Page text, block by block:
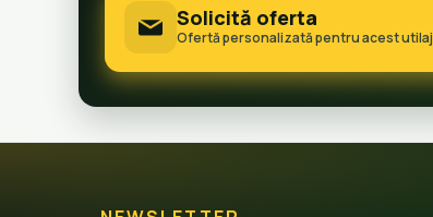
Solicită oferta
Ofertă personalizată pentru acest utilaj